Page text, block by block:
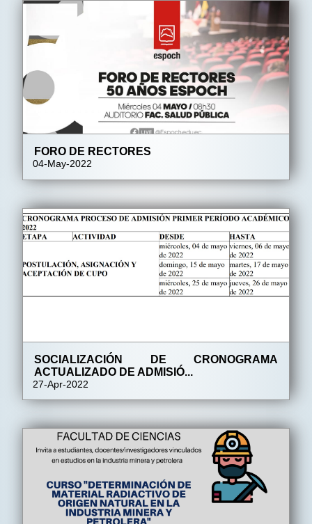
FORO DE RECTORES
04-May-2022
SOCIALIZACIÓN DE CRONOGRAMA
ACTUALIZADO DE ADMISIÓ...
27-Apr-2022